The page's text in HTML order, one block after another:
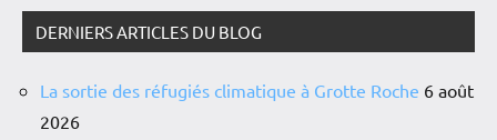
DERNIERS ARTICLES DU BLOG
La sortie des réfugiés climatique à Grotte Roche 6 août
2026